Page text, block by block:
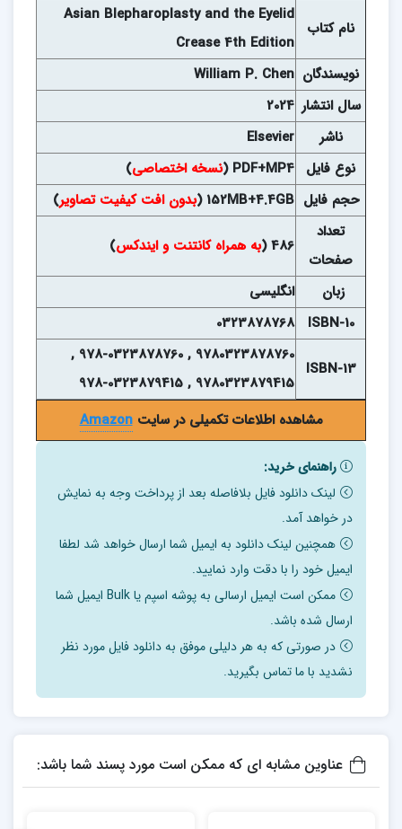
نام کتاب
Asian Blepharoplasty and the Eyelid
Crease 4th Edition
نويسندگان William P. Chen
سال انتشار 2024
ناشر
Elsevier
نوع فايل PDF+MP4 ( نسخه اختصاصی)
حجم فايل 152MB+4.4GB ( بدون افت کیفیت تصاویر)
تعداد
صفحات
486 ( به همراه کانتنت و ایندکس)
زبان
انگلیسی
ISBN-10
0323878768
ISBN-13
9780323878760 , 978-0323878760 ,
9780323879415 , 978-0323879415
مشاهده اطلاعات تکمیلی در سایتAmazon
راهنمای خرید:
لینک دانلود فایل بلافاصله بعد از پرداخت وجه به نمایش
در خواهد آمد.
همچنین لینک دانلود به ایمیل شما ارسال خواهد شد لطفا
ایمیل خود را با دقت وارد نمایید.
ممکن است ایمیل ارسالی به پوشه اسپم یا Bulk ایمیل شما
ارسال شده باشد.
در صورتی که به هر دلیلی موفق به دانلود فایل مورد نظر
نشدید با ما تماس بگیرید.
عناوین مشابه ای که ممکن است مورد پسند شما باشد: